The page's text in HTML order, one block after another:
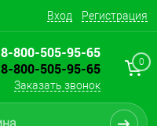
Вход Регистрация
8-800-505-95-65
8-800-505-95-65
Заказать звонок
0